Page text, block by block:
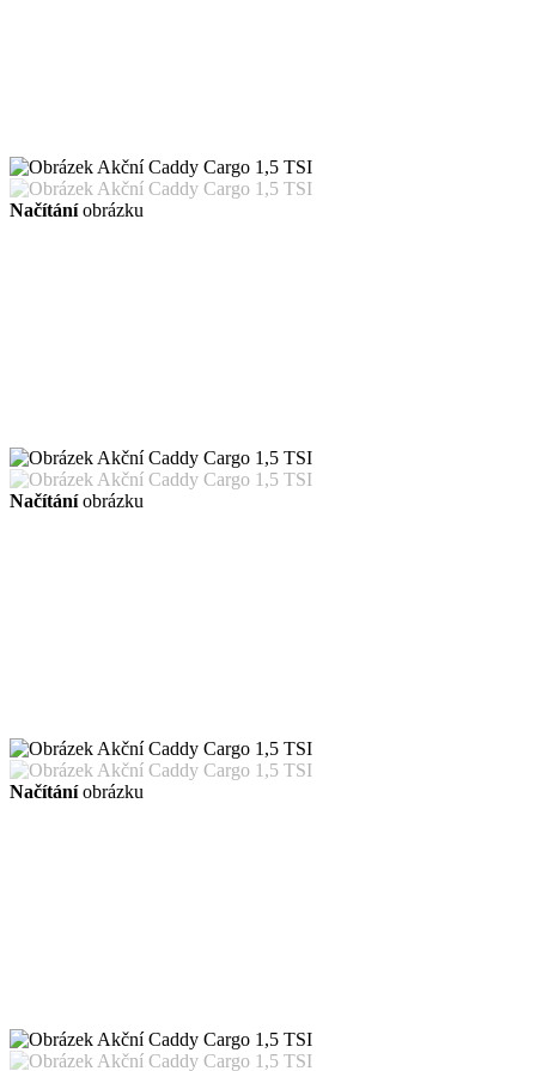
Načítáníobrázku
Načítáníobrázku
Načítáníobrázku